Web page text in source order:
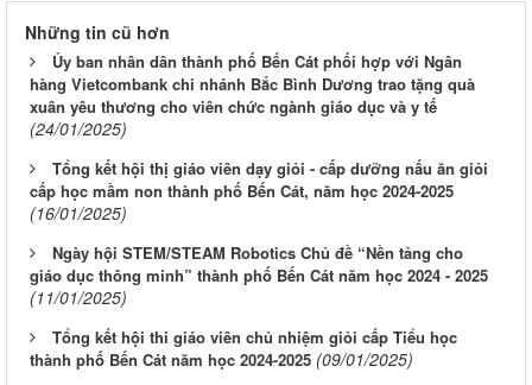
Những tin cũ hơn
Ủy ban nhân dân thành phố Bến Cát phối hợp với Ngân
hàng Vietcombank chi nhánh Bắc Bình Dương trao tặng quà
xuân yêu thương cho viên chức ngành giáo dục và y tế
(24/01/2025)
Tổng kết hội thị giáo viên dạy giỏi - cấp dưỡng nấu ăn giỏi
cấp học mầm non thành phố Bến Cát, năm học 2024-2025
(16/01/2025)
Ngày hội STEM/STEAM Robotics Chủ đề “Nền tảng cho
giáo dục thông minh” thành phố Bến Cát năm học 2024 - 2025
(11/01/2025)
Tổng kết hội thi giáo viên chủ nhiệm giỏi cấp Tiểu học
thành phố Bến Cát năm học 2024-2025 (09/01/2025)